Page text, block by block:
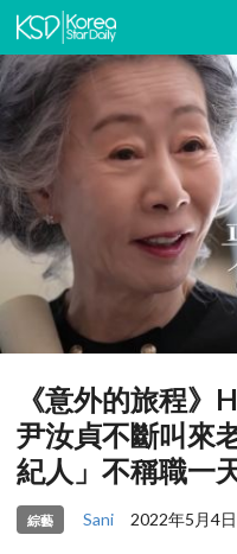
《意外的旅程》
尹汝貞不斷叫來
紀人」不稱職一
綜藝 Sani 2022年5月4